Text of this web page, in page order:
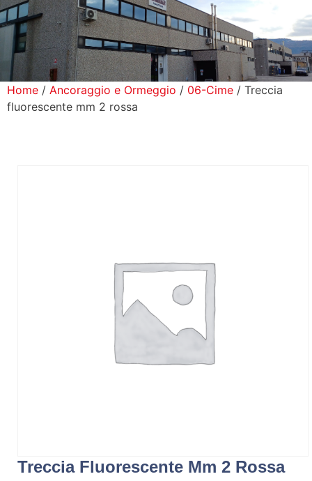
Prodotti
Home / Ancoraggio e Ormeggio / 06-Cime / Treccia
fluorescente mm 2 rossa
Treccia Fluorescente Mm 2 Rossa